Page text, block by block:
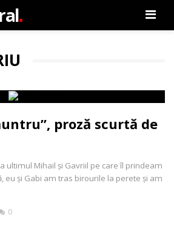
.
proză scurtă de
ultimul Mihail și Gavriil pe care îl prindeam
eu și Gabi am tras birourile la perete și am
0